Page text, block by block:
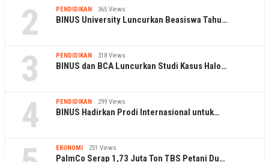
2 PENDIDIKAN 365 Views
BINUS University Luncurkan Beasiswa Tahu…
3 PENDIDIKAN 318 Views
BINUS dan BCA Luncurkan Studi Kasus Halo…
4 PENDIDIKAN 299 Views
BINUS Hadirkan Prodi Internasional untuk…
EKONOMI 251 Views
PalmCo Serap 1,73 Juta Ton TBS Petani Du…